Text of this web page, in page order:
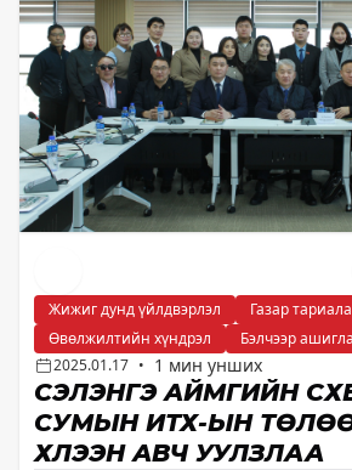
Жижиг дунд үйлдвэрлэл
Газар
Өвөлжилтийн хүндрэл
Бэлчээр
2025.01.17 • 1 мин унших
СЭЛЭНГЭ АЙМГИЙН
СУМЫН ИТХ-ЫН
ХҮЛЭЭН АВЧ УУЛЗЛАА